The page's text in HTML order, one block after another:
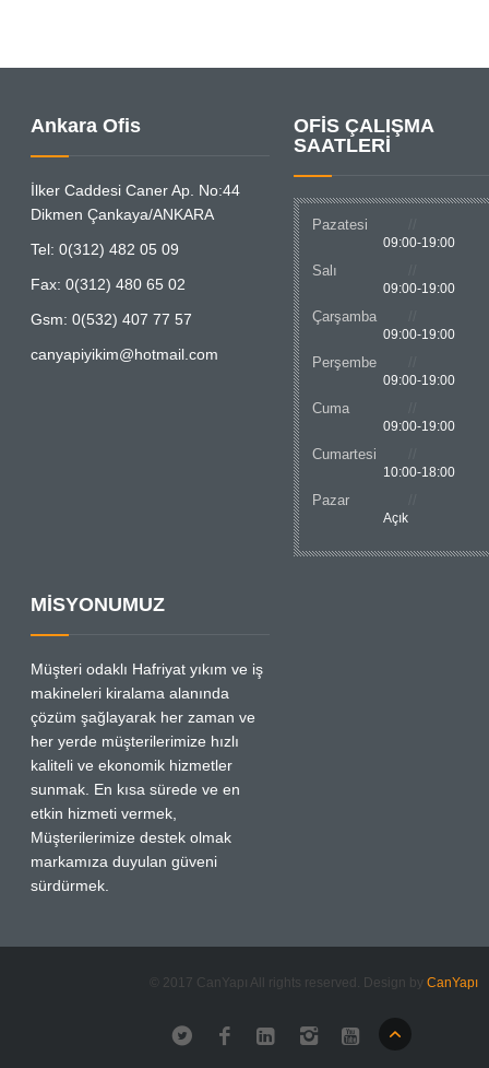
Ankara Ofis
İlker Caddesi Caner Ap. No:44
Dikmen Çankaya/ANKARA
Tel: 0(312) 482 05 09
Fax: 0(312) 480 65 02
Gsm: 0(532) 407 77 57
canyapiyikim@hotmail.com
OFİS ÇALIŞMA
SAATLERİ
Pazatesi
09:00-19:00
Salı
09:00-19:00
Çarşamba
09:00-19:00
Perşembe
09:00-19:00
Cuma
09:00-19:00
Cumartesi
10:00-18:00
Pazar
Açık
MİSYONUMUZ
Müşteri odaklı Hafriyat yıkım ve iş
makineleri kiralama alanında
çözüm şağlayarak her zaman ve
her yerde müşterilerimize hızlı
kaliteli ve ekonomik hizmetler
sunmak. En kısa sürede ve en
etkin hizmeti vermek,
Müşterilerimize destek olmak
markamıza duyulan güveni
sürdürmek.
© 2017 CanYapı All rights reserved. Design by CanYapı